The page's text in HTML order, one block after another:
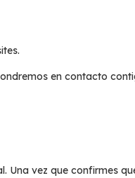
en contacto
Una vez que confirmes